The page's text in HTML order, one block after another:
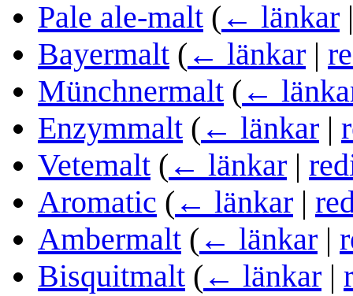
Pale ale-malt ( ← länkar
Bayermalt ( ← länkar |
Münchnermalt ( ←
Enzymmalt ( ← länkar |
Vetemalt ( ← länkar |
Aromatic ( ← länkar |
Ambermalt ( ← länkar |
Bisquitmalt ( ← länkar |